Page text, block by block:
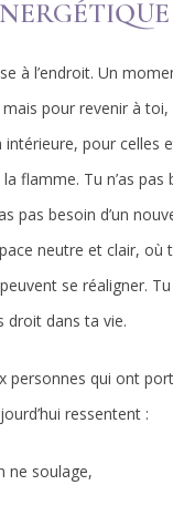
à l’endroit. Un
pour revenir à toi,
pour celles
flamme. Tu n’as pas
pas besoin d’un
neutre et clair, où
se réaligner.
droit dans ta vie.
personnes qui ont
ressentent :
ne soulage,